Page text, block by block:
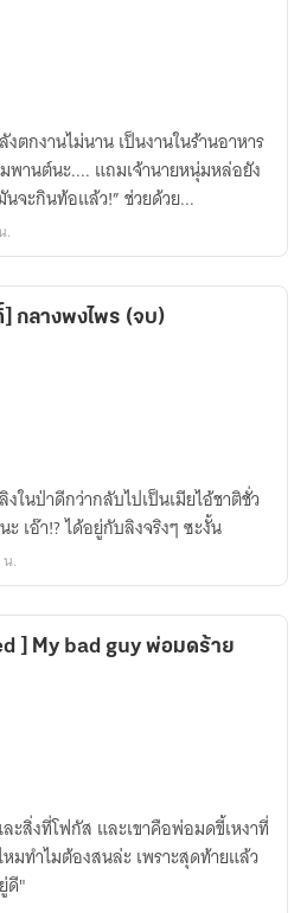
ตกงานไม่นาน เป็นงานในร้านอาหาร
พานต์นะ.... แถมเจ้านายหนุ่มหล่อยัง
ชอบพาเธอเข้าป่า “อ๊ากก!! มันจะกินท้อแล้ว!” ช่วยด้วย...
.
] กลางพงไพร (จบ)
ในป่าดีกว่ากลับไปเป็นเมียไอ้ชาติชั่ว
ที่พูดไปน่ะ...ไม่ได้จริงจังเลยนะ เอ๊า!? ได้อยู่กับลิงจริงๆ ซะงั้น
.
] My bad guy พ่อมดร้าย
ะสิ่งที่โฟกัส และเขาคือพ่อมดขี้เหงาที่
มทำไมต้องสนล่ะ เพราะสุดท้ายแล้ว
ดี"